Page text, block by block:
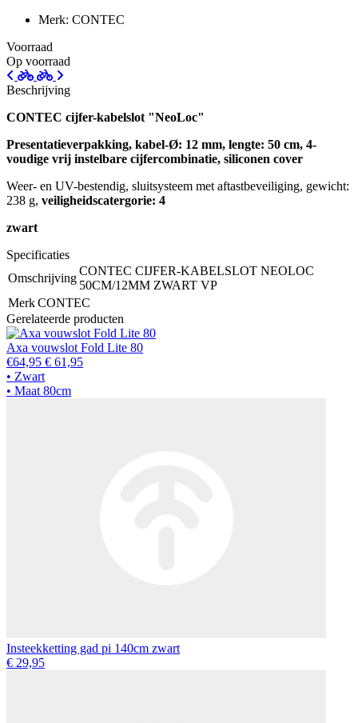
Merk: CONTEC
Voorraad
Op voorraad
Beschrijving
CONTEC cijfer-kabelslot "NeoLoc"
Presentatieverpakking, kabel-Ø: 12 mm, lengte: 50 cm, 4-
voudige vrij instelbare cijfercombinatie, siliconen cover
Weer- en UV-bestendig, sluitsysteem met aftastbeveiliging, gewicht:
238 g, veiligheidscatergorie: 4
zwart
Specificaties
Omschrijving
CONTEC CIJFER-KABELSLOT NEOLOC
50CM/12MM ZWART VP
MerkCONTEC
Gerelateerde producten
Axa vouwslot Fold Lite 80
€64,95 € 61,95
• Zwart
• Maat 80cm
Insteekketting gad pi 140cm zwart
€ 29,95